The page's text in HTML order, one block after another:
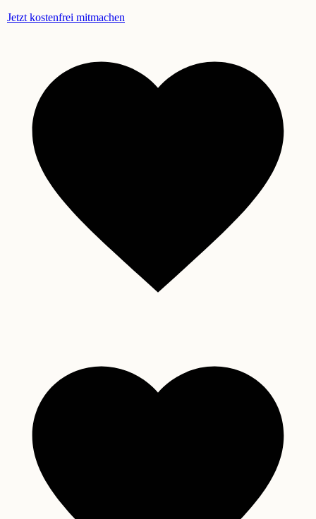
Jetzt kostenfrei mitmachen